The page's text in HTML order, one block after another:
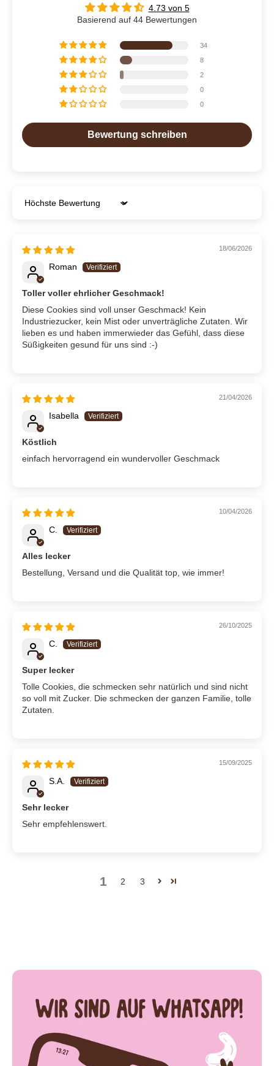
4.73 von 5
Basierend auf 44 Bewertungen
34
8
2
0
0
Bewertung schreiben
Sort by
18/06/2026
Roman
Toller voller ehrlicher Geschmack!
Diese Cookies sind voll unser Geschmack! Kein
Industriezucker, kein Mist oder unverträgliche Zutaten. Wir
lieben es und haben immerwieder das Gefühl, dass diese
Süßigkeiten gesund für uns sind :-)
21/04/2026
Isabella
Köstlich
einfach hervorragend ein wundervoller Geschmack
10/04/2026
C.
Alles lecker
Bestellung, Versand und die Qualität top, wie immer!
26/10/2025
C.
Super lecker
Tolle Cookies, die schmecken sehr natürlich und sind nicht
so voll mit Zucker. Die schmecken der ganzen Familie, tolle
Zutaten.
15/09/2025
S.A.
Sehr lecker
Sehr empfehlenswert.
1 2 3